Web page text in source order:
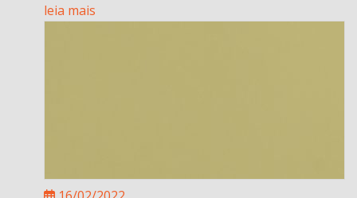
leia mais